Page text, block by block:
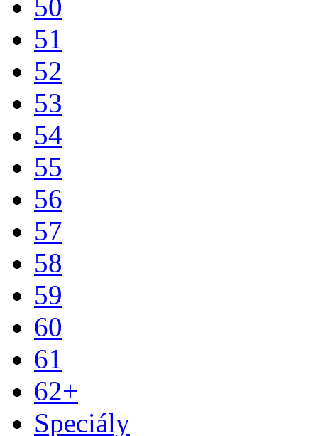
50
51
52
53
54
55
56
57
58
59
60
61
62+
Speciály